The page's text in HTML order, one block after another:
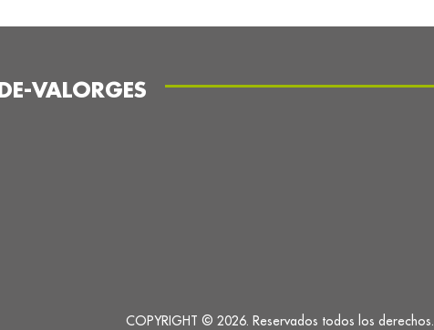
VALORGES
COPYRIGHT © 2026. Reservados todos los derechos.